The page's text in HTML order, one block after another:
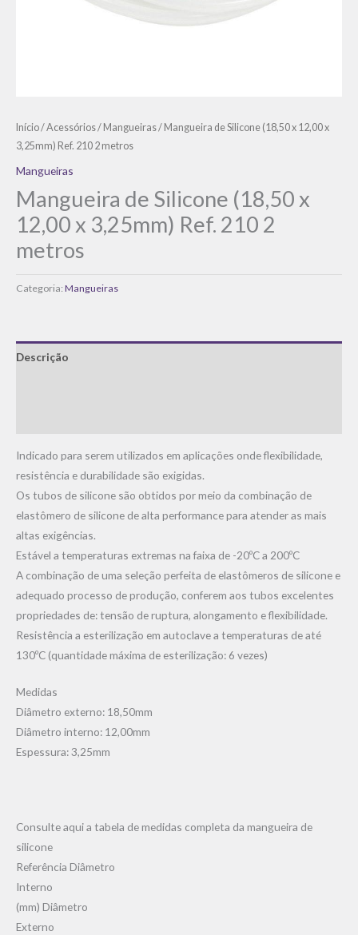
Início/Acessórios/ Mangueiras/ Mangueira de Silicone (18,50 x 12,00 x
3,25mm) Ref. 210 2 metros
Mangueiras
Mangueira de Silicone (18,50 x
12,00 x 3,25mm) Ref. 210 2
metros
Categoria: Mangueiras
Descrição
Indicado para serem utilizados em aplicações onde flexibilidade,
resistência e durabilidade são exigidas.
Os tubos de silicone são obtidos por meio da combinação de
elastômero de silicone de alta performance para atender as mais
altas exigências.
Estável a temperaturas extremas na faixa de -20ºC a 200ºC
A combinação de uma seleção perfeita de elastômeros de silicone e
adequado processo de produção, conferem aos tubos excelentes
propriedades de: tensão de ruptura, alongamento e flexibilidade.
Resistência a esterilização em autoclave a temperaturas de até
130ºC (quantidade máxima de esterilização: 6 vezes)
Medidas
Diâmetro externo: 18,50mm
Diâmetro interno: 12,00mm
Espessura: 3,25mm
Consulte aqui a tabela de medidas completa da mangueira de
silicone
Referência Diâmetro
Interno
(mm) Diâmetro
Externo